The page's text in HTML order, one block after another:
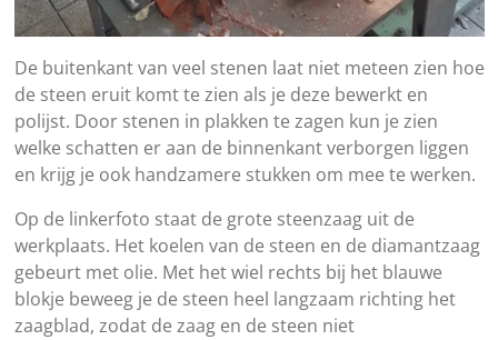
De buitenkant van veel stenen laat niet meteen zien hoe
de steen eruit komt te zien als je deze bewerkt en
polijst. Door stenen in plakken te zagen kun je zien
welke schatten er aan de binnenkant verborgen liggen
en krijg je ook handzamere stukken om mee te werken.
Op de linkerfoto staat de grote steenzaag uit de
werkplaats. Het koelen van de steen en de diamantzaag
gebeurt met olie. Met het wiel rechts bij het blauwe
blokje beweeg je de steen heel langzaam richting het
zaagblad, zodat de zaag en de steen niet